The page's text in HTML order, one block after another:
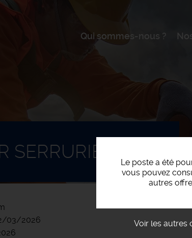
Qui sommes-nous ?
Le poste a été
vous pouvez
autres
Voir les autres
SERRURIER (H/F)
03/2026